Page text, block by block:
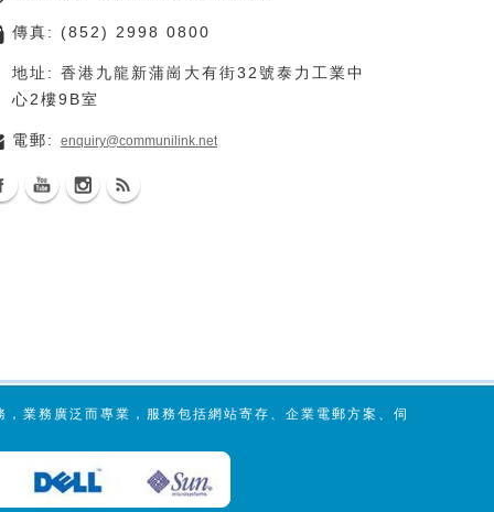
傳真: (852) 2998 0800
地址: 香港九龍新蒲崗大有街32號泰力工業中
心2樓9B室
電郵: enquiry@communilink.net
業務廣泛而專業，服務包括網站寄存、企業電郵方案、伺